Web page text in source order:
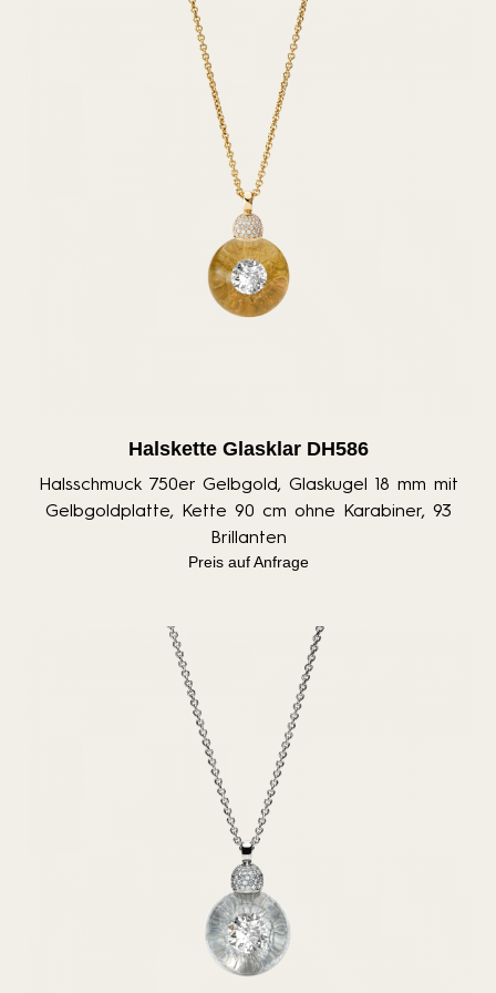
Halskette Glasklar DH586
Halsschmuck 750er Gelbgold, Glaskugel 18 mm mit
Gelbgoldplatte, Kette 90 cm ohne Karabiner, 93
Brillanten
Preis auf Anfrage